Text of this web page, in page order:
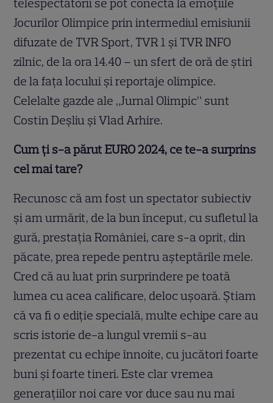
telespectatorii se pot conecta la emoțiile
Jocurilor Olimpice prin intermediul emisiunii
difuzate de TVR Sport, TVR 1 şi TVR INFO
zilnic, de la ora 14.40 – un sfert de oră de știri
de la fața locului și reportaje olimpice.
Celelalte gazde ale „Jurnal Olimpic” sunt
Costin Deşliu şi Vlad Arhire.
Cum ți s-a părut EURO 2024, ce te-a surprins
cel mai tare?
Recunosc că am fost un spectator subiectiv
și am urmărit, de la bun început, cu sufletul la
gură, prestația României, care s-a oprit, din
păcate, prea repede pentru așteptările mele.
Cred că au luat prin surprindere pe toată
lumea cu acea calificare, deloc ușoară. Știam
că va fi o ediție specială, multe echipe care au
scris istorie de-a lungul vremii s-au
prezentat cu echipe înnoite, cu jucători foarte
buni și foarte tineri. Este clar vremea
generațiilor noi care vor duce sau nu mai